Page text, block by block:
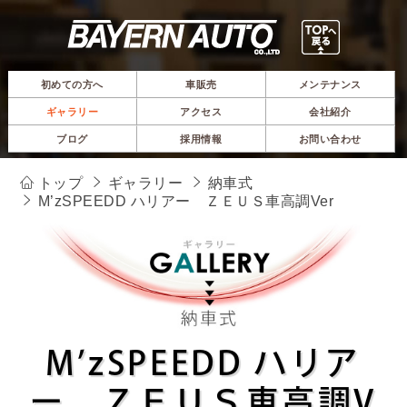
初めての方へ 車販売 メンテナンス
ギャラリー アクセス 会社紹介
ブログ 採用情報 お問い合わせ
トップ ギャラリー
納車式
M’zSPEEDD ハリアー ＺＥＵＳ車高調Ver
M’zSPEEDD ハリア